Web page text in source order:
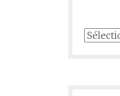
Archives